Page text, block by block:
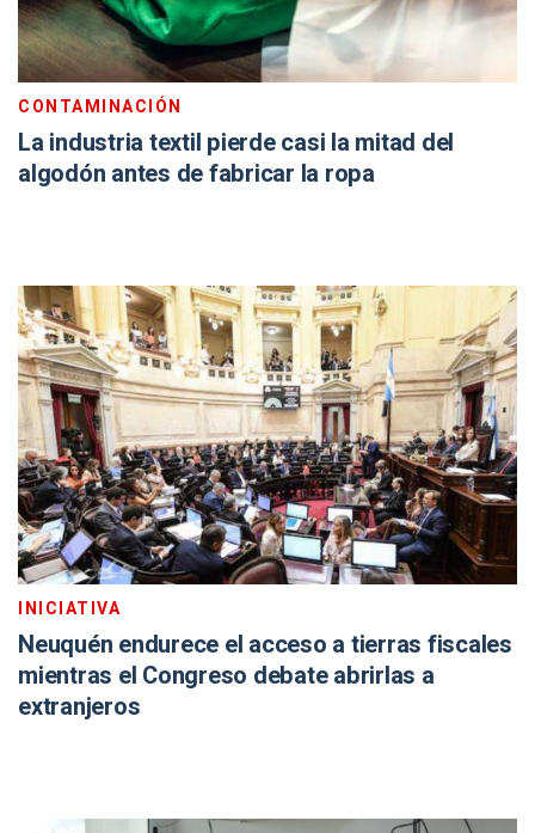
CONTAMINACIÓN
La industria textil pierde casi la mitad del
algodón antes de fabricar la ropa
INICIATIVA
Neuquén endurece el acceso a tierras fiscales
mientras el Congreso debate abrirlas a
extranjeros